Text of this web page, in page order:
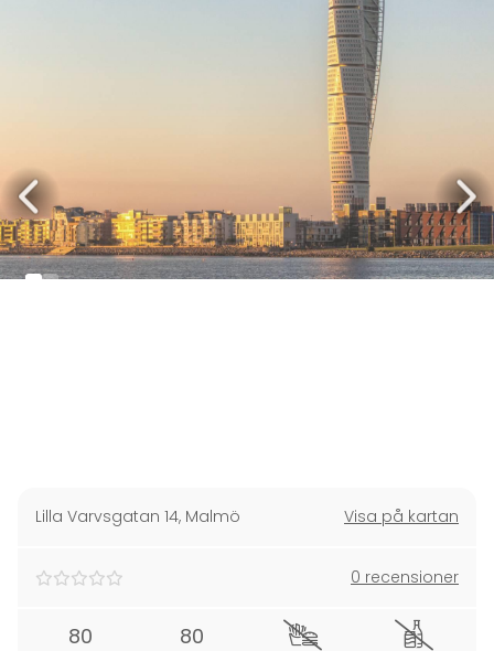
Lilla Varvsgatan 14, Malmö Visa på kartan
0 recensioner
80 80